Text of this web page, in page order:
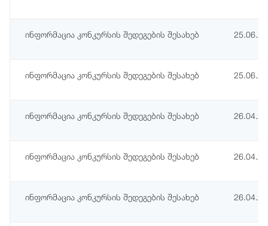
ინფორმაცია კონკურსის შედეგების შესახებ
ინფორმაცია კონკურსის შედეგების შესახებ
ინფორმაცია კონკურსის შედეგების შესახებ
ინფორმაცია კონკურსის შედეგების შესახებ
ინფორმაცია კონკურსის შედეგების შესახებ